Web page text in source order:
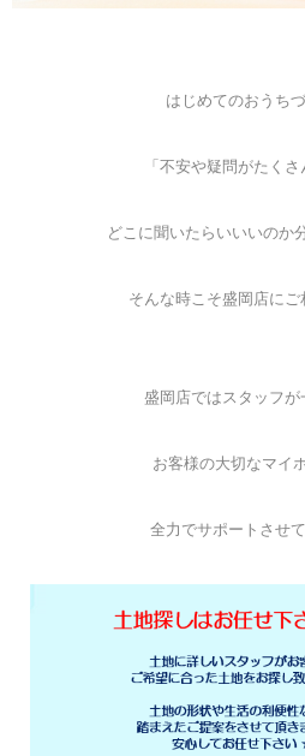
はじめてのおうち
「不安や疑問がたくさ
どこに聞いたらいいいのか
そんな時こそ盛岡店にご
盛岡店ではスタッフが
お客様の大切なマイ
全力でサポートさせ